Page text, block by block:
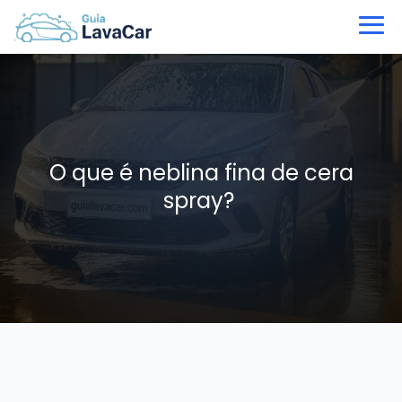
O que é neblina fina de cera
spray?